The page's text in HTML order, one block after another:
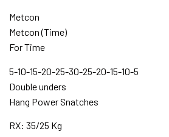
Metcon
Metcon (Time)
For Time
5-10-15-20-25-30-25-20-15-10-5
Double unders
Hang Power Snatches
RX: 35/25 Kg